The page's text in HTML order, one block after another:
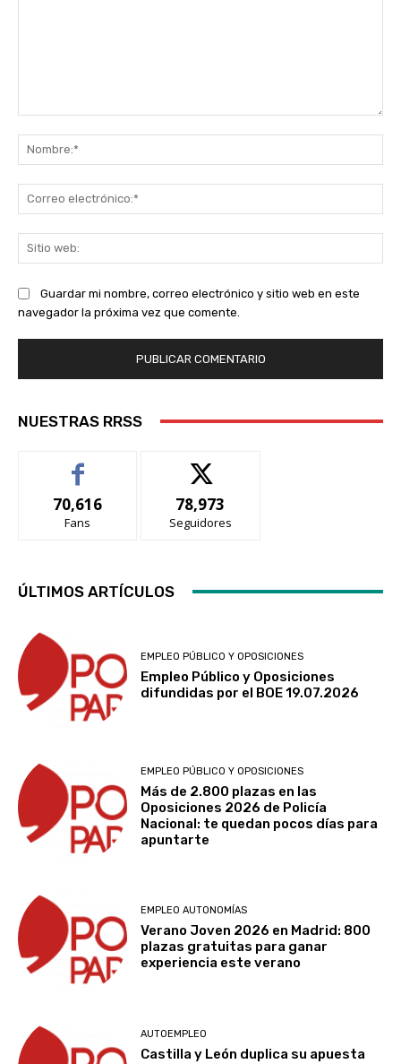
Guardar mi nombre, correo electrónico y sitio web en este
navegador la próxima vez que comente.
NUESTRAS RRSS
70,616
Fans
78,973
Seguidores
ÚLTIMOS ARTÍCULOS
EMPLEO PÚBLICO Y OPOSICIONES
Empleo Público y Oposiciones
difundidas por el BOE 19.07.2026
EMPLEO PÚBLICO Y OPOSICIONES
Más de 2.800 plazas en las
Oposiciones 2026 de Policía
Nacional: te quedan pocos días para
apuntarte
EMPLEO AUTONOMÍAS
Verano Joven 2026 en Madrid: 800
plazas gratuitas para ganar
experiencia este verano
AUTOEMPLEO
Castilla y León duplica su apuesta